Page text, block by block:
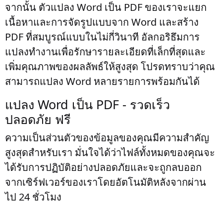
จากนั้น ตัวแปลง Word เป็น PDF ของเราจะแยก
เนื้อหาและการจัดรูปแบบจาก Word และสร้าง
PDF ที่สมบูรณ์แบบในไม่กี่วินาที อัลกอริธึมการ
แปลงทำงานเพื่อรักษารายละเอียดที่เล็กที่สุดและ
เพิ่มคุณภาพของผลลัพธ์ให้สูงสุด โปรดทราบว่าคุณ
สามารถแปลง Word หลายรายการพร้อมกันได้
แปลง Word เป็น PDF - รวดเร็ว
ปลอดภัย ฟรี
ความเป็นส่วนตัวของข้อมูลของคุณมีความสำคัญ
สูงสุดสำหรับเรา มั่นใจได้ว่าไฟล์ทั้งหมดของคุณจะ
ได้รับการปฏิบัติอย่างปลอดภัยและจะถูกลบออก
จากเซิร์ฟเวอร์ของเราโดยอัตโนมัติหลังจากผ่าน
ไป 24 ชั่วโมง